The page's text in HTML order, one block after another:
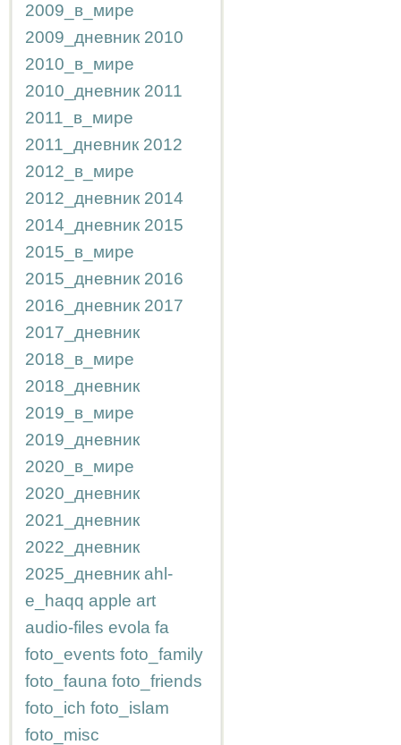
2009_в_мире
2009_дневник 2010
2010_в_мире
2010_дневник 2011
2011_в_мире
2011_дневник 2012
2012_в_мире
2012_дневник 2014
2014_дневник 2015
2015_в_мире
2015_дневник 2016
2016_дневник 2017
2017_дневник
2018_в_мире
2018_дневник
2019_в_мире
2019_дневник
2020_в_мире
2020_дневник
2021_дневник
2022_дневник
2025_дневник ahl-
e_haqq apple art
audio-files evola fa
foto_events foto_family
foto_fauna foto_friends
foto_ich foto_islam
foto_misc